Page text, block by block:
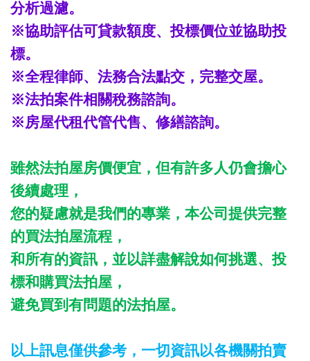
分析過濾。
※協助評估可貸款額度、投標價位並協助投
標。
※全程律師、法務合法點交，完整交屋。
※法拍案件相關稅務諮詢。
※房屋代租代管代售、修繕諮詢。
雖然法拍屋房價便宜，但有許多人仍會擔心
後續處理，
您的疑慮就是我們的專業，本公司提供完整
的買法拍屋流程，
和所有的資訊，並以詳盡解說如何挑選、投
標和購買法拍屋，
避免買到有問題的法拍屋。
以上訊息僅供參考，一切資訊以各機關拍賣